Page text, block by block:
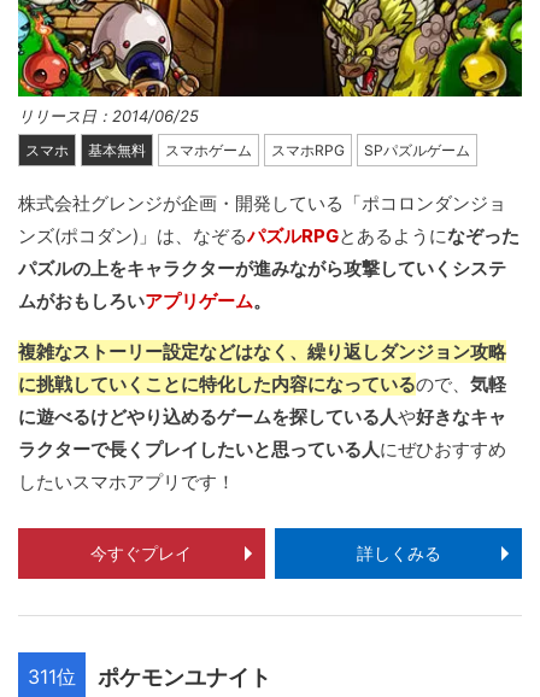
リリース日：2014/06/25
スマホ 基本無料 スマホゲーム スマホRPG SPパズルゲーム
株式会社グレンジが企画・開発している「ポコロンダンジョ
ンズ(ポコダン)」は、なぞるパズルRPGとあるようになぞった
パズルの上をキャラクターが進みながら攻撃していくシステ
ムがおもしろいアプリゲーム。
複雑なストーリー設定などはなく、繰り返しダンジョン攻略
に挑戦していくことに特化した内容になっているので、 気軽
に遊べるけどやり込めるゲームを探している人や好きなキャ
ラクターで長くプレイしたいと思っている人にぜひおすすめ
したいスマホアプリです！
今すぐプレイ 詳しくみる
311位 ポケモンユナイト